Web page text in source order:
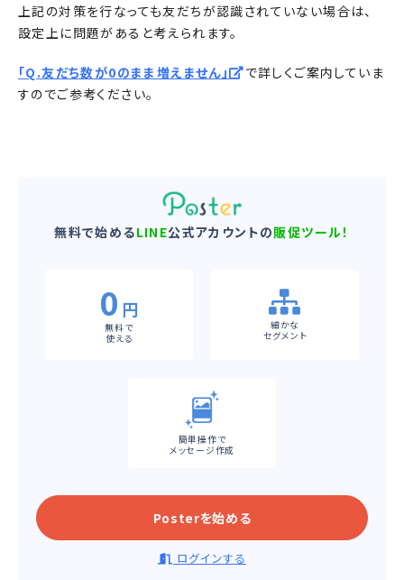
上記の対策を行なっても友だちが認識されていない場合は、
設定上に問題があると考えられます。
「Q.友だち数が0のまま増えません」
で詳しくご案内していま
すのでご参考ください。
無料で始めるLINE公式アカウントの販促ツール！
0 円
無料で
使える
細かな
セグメント
簡単操作で
メッセージ作成
Posterを始める
ログインする